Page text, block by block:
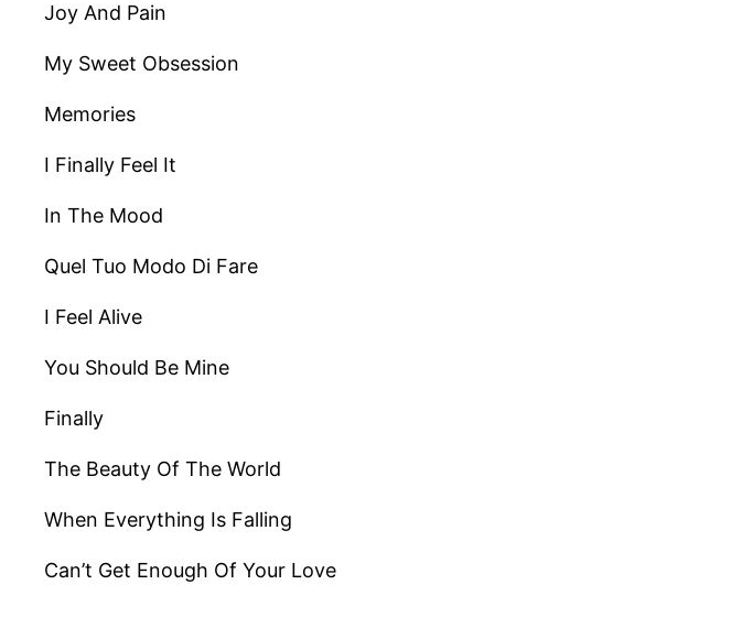
Joy And Pain
My Sweet Obsession
Memories
I Finally Feel It
In The Mood
Quel Tuo Modo Di Fare
I Feel Alive
You Should Be Mine
Finally
The Beauty Of The World
When Everything Is Falling
Can’t Get Enough Of Your Love